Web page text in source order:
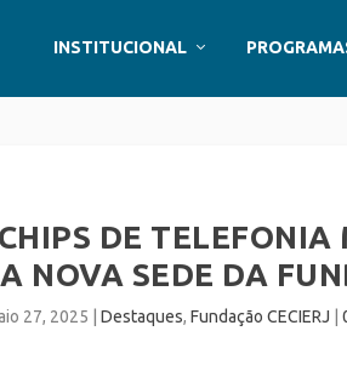
INSTITUCIONAL
DE
NOVA SEDE DA
27, 2025 Destaques, Fundação CECIERJ